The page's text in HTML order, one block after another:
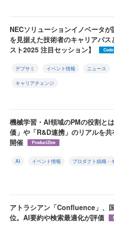
NECソリューションイノベータ
を見据えた技術者のキャリアパス
スト2025 注目セッション】
デブサミ イベント情報 ニュース
キャリアチェンジ
機械学習・AI領域のPMの役割と
価」や「R&D連携」のリアルを共
開催
ProductZine
AI イベント情報 プロダクト組織・
アトラシアン「Confluence」、
位。AI要約や検索最適化が評価